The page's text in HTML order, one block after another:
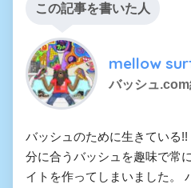
この記事を書いた人
mellow
バッシュ
バッシュのために生きている
分に合うバッシュを趣味で常
イトを作ってしまいました。